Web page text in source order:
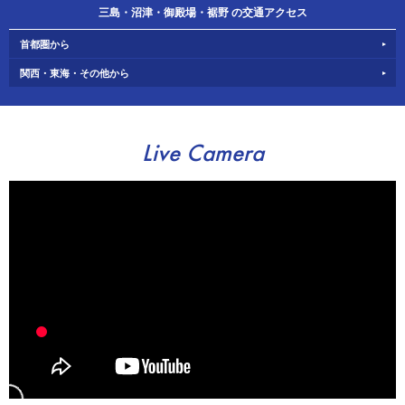
三島・沼津・御殿場・裾野 の交通アクセス
首都圏から
関西・東海・その他から
Live Camera